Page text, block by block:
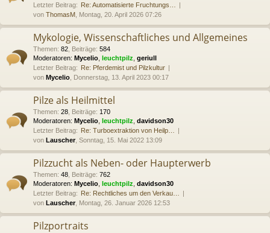
Letzter Beitrag: Re: Automatisierte Fruchtungs…
von ThomasM , Montag, 20. April 2026 07:26
Mykologie, Wissenschaftliches und Allgemeines
Themen: 82 Beiträge: 584
Moderatoren: Mycelio leuchtpilz geriull
Letzter Beitrag: Re: Pferdemist und Pilzkultur
von Mycelio , Donnerstag, 13. April 2023 00:17
Pilze als Heilmittel
Themen: 28 Beiträge: 170
Moderatoren: Mycelio leuchtpilz davidson30
Letzter Beitrag: Re: Turboextraktion von Heilp…
von Lauscher, Sonntag, 15. Mai 2022 13:09
Pilzzucht als Neben- oder Haupterwerb
Themen: 48 Beiträge: 762
Moderatoren: Mycelio leuchtpilz davidson30
Letzter Beitrag: Re: Rechtliches um den Verkau…
von Lauscher, Montag, 26. Januar 2026 12:53
Pilzportraits